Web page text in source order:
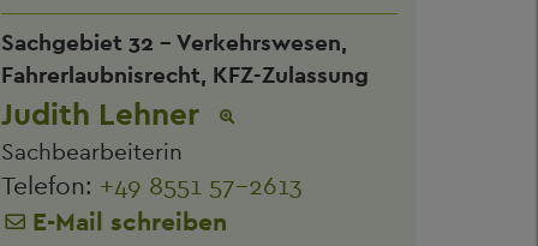
Sachgebiet 32 - Verkehrswesen,
Fahrerlaubnisrecht, KFZ-Zulassung
Judith Lehner
Sachbearbeiterin
Telefon: +49 8551 57-2613
E-Mail schreiben